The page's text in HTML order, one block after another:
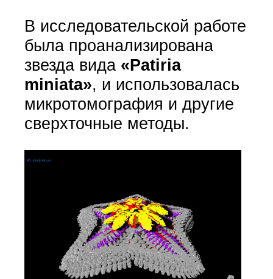
В исследовательской работе
была проанализирована
звезда вида«Patiria
miniata», и использовалась
микротомография и другие
сверхточные методы.